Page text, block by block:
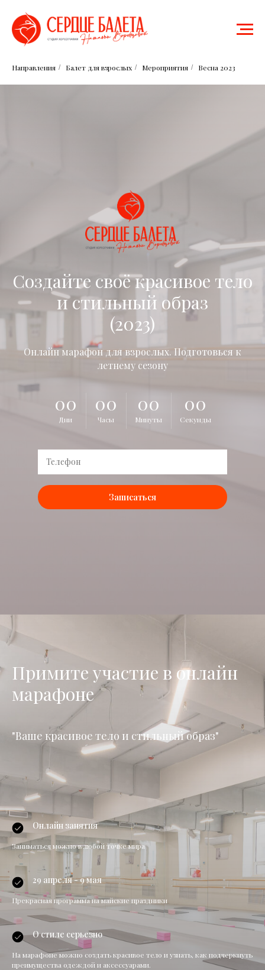
Направления / Балет для взрослых / Мероприятия / Весна 2023
Создайте своё красивое тело
и стильный образ
(2023)
Онлайн марафон для взрослых. Подготовься к
летнему сезону
00
Дни
00
Часы
00
Минуты
00
Секунды
Записаться
Примите участие в онлайн
марафоне
"Ваше красивое тело и стильный образ"
Онлайн занятия
Заниматься можно в любой точке мира
29 апреля - 9 мая
Прекрасная программа на майские праздники
О стиле серьезно
На марафоне можно создать красивое тело и узнать, как подчеркнуть
преимущества одеждой и аксессуарами.